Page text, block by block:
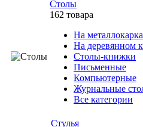
Столы
162 товара
На
На деревянном
Столы-книжки
Письменные
Компьютерные
Журнальные
Все категории
Стулья